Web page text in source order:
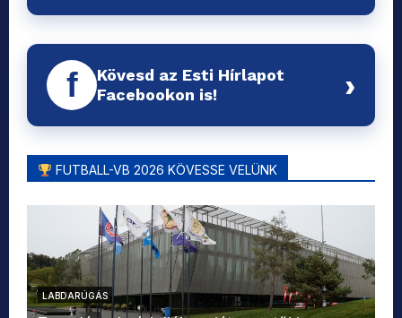
f
Kövesd az Esti Hírlapot
Facebookon is!
›
FUTBALL-VB 2026 KÖVESSE VELÜNK
LABDARÚGÁS